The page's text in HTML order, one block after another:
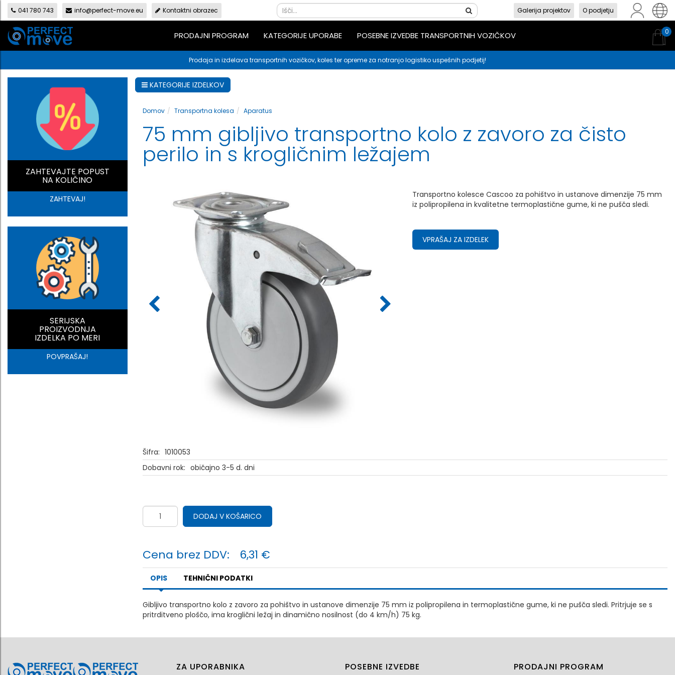
en
041 780 743 info@perfect-move.eu Kontaktni obrazec Galerija projektov O podjetju
PRODAJNI PROGRAM KATEGORIJE UPORABE POSEBNE IZVEDBE TRANSPORTNIH VOZIČKOV 0
Prodaja in izdelava transportnih vozičkov, koles ter opreme za notranjo logistiko uspešnih podjetij!
ZAHTEVAJTE POPUST
NA KOLIČINO
ZAHTEVAJ!
SERIJSKA
PROIZVODNJA
IZDELKA PO MERI
POVPRAŠAJ!
KATEGORIJE IZDELKOV
Domov Transportna kolesa Aparatus
75 mm gibljivo transportno kolo z zavoro za čisto
perilo in s krogličnim ležajem
Transportno kolesce Cascoo za pohištvo in ustanove dimenzije 75 mm
iz polipropilena in kvalitetne termoplastične gume, ki ne pušča sledi.
VPRAŠAJ ZA IZDELEK
Šifra: 1010053
Dobavni rok: običajno 3-5 d. dni
DODAJ V KOŠARICO
Cena brez DDV: 6,31 €
OPIS TEHNIČNI PODATKI
Gibljivo transportno kolo z zavoro za pohištvo in ustanove dimenzije 75 mm iz polipropilena in termoplastične gume, ki ne pušča sledi. Pritrjuje se s
pritrditveno ploščo, ima kroglični ležaj in dinamično nosilnost (do 4 km/h) 75 kg.
ZA UPORABNIKA POSEBNE IZVEDBE PRODAJNI PROGRAM